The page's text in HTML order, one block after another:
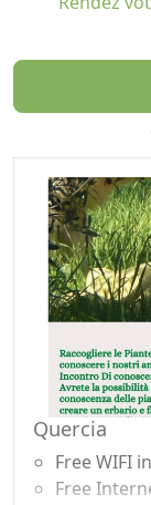
Les matériaux
campagne
Quercia
Free WIFI
Free